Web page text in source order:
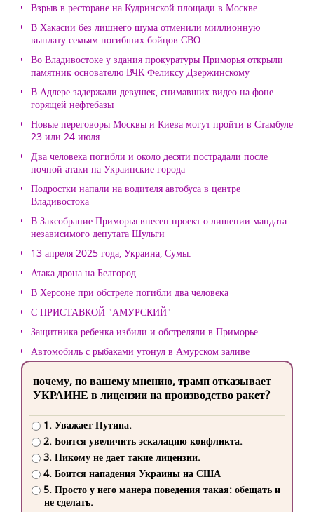
Взрыв в ресторане на Кудринской площади в Москве
В Хакасии без лишнего шума отменили миллионную
выплату семьям погибших бойцов СВО
Во Владивостоке у здания прокуратуры Приморья открыли
памятник основателю ВЧК Феликсу Дзержинскому
В Адлере задержали девушек, снимавших видео на фоне
горящей нефтебазы
Новые переговоры Москвы и Киева могут пройти в Стамбуле
23 или 24 июля
Два человека погибли и около десяти пострадали после
ночной атаки на Украинские города
Подростки напали на водителя автобуса в центре
Владивостока
В Заксобрание Приморья внесен проект о лишении мандата
независимого депутата Шульги
13 апреля 2025 года, Украина, Сумы.
Атака дрона на Белгород
В Херсоне при обстреле погибли два человека
С ПРИСТАВКОЙ "АМУРСКИЙ"
Защитника ребенка избили и обстреляли в Приморье
Автомобиль с рыбаками утонул в Амурском заливе
почему, по вашему мнению, трамп отказывает
УКРАИНЕ в лицензии на производство ракет?
1. Уважает Путина.
2. Боится увеличить эскалацию конфликта.
3. Никому не дает такие лицензии.
4. Боится нападения Украины на США
5. Просто у него манера поведения такая: обещать и
не сделать.